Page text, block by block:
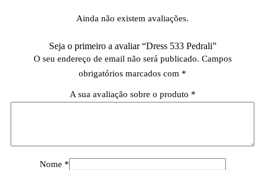
Ainda não existem avaliações.
Seja o primeiro a avaliar “Dress 533 Pedrali”
O seu endereço de email não será publicado. Campos
obrigatórios marcados com *
A sua avaliação sobre o produto *
Nome *